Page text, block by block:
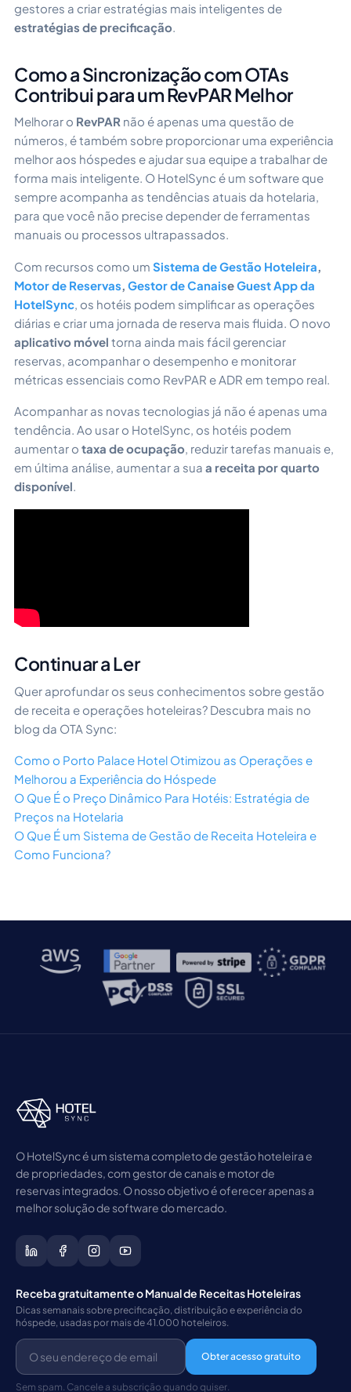
gestores a criar estratégias mais inteligentes de
estratégias de precificação.
Como a Sincronização com OTAs
Contribui para um RevPAR Melhor
Melhorar o RevPAR não é apenas uma questão de
números, é também sobre proporcionar uma experiência
melhor aos hóspedes e ajudar sua equipe a trabalhar de
forma mais inteligente. O HotelSync é um software que
sempre acompanha as tendências atuais da hotelaria,
para que você não precise depender de ferramentas
manuais ou processos ultrapassados.
Com recursos como um Sistema de Gestão Hoteleira
Motor de Reservas Gestor de CanaiseGuest App da
HotelSync , os hotéis podem simplificar as operações
diárias e criar uma jornada de reserva mais fluida. O novo
aplicativo móvel torna ainda mais fácil gerenciar
reservas, acompanhar o desempenho e monitorar
métricas essenciais como RevPAR e ADR em tempo real.
Acompanhar as novas tecnologias já não é apenas uma
tendência. Ao usar o HotelSync, os hotéis podem
aumentar o taxa de ocupação, reduzir tarefas manuais e,
em última análise, aumentar a sua a receita por quarto
disponível.
Continuar a Ler
Quer aprofundar os seus conhecimentos sobre gestão
de receita e operações hoteleiras? Descubra mais no
blog da OTA Sync:
Como o Porto Palace Hotel Otimizou as Operações e
Melhorou a Experiência do Hóspede
O Que É o Preço Dinâmico Para Hotéis: Estratégia de
Preços na Hotelaria
O Que É um Sistema de Gestão de Receita Hoteleira e
Como Funciona?
O HotelSync é um sistema completo de gestão hoteleira e
de propriedades, com gestor de canais e motor de
reservas integrados. O nosso objetivo é oferecer apenas a
melhor solução de software do mercado.
Receba gratuitamente o Manual de Receitas Hoteleiras
Dicas semanais sobre precificação, distribuição e experiência do
hóspede, usadas por mais de 41.000 hoteleiros.
Obter acesso gratuito
Sem spam. Cancele a subscrição quando quiser.